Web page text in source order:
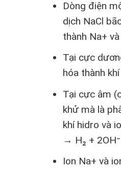
Dòng điện
dịch NaCl
thành Na+ và
Tại cực
hóa thành
Tại cực âm
khử mà là
khí hidro và
→ H₂ + 2OH⁻
Ion Na+ và